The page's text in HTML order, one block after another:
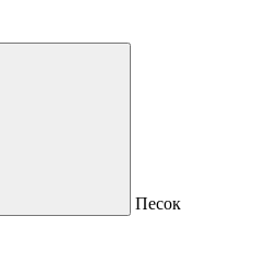
Песок